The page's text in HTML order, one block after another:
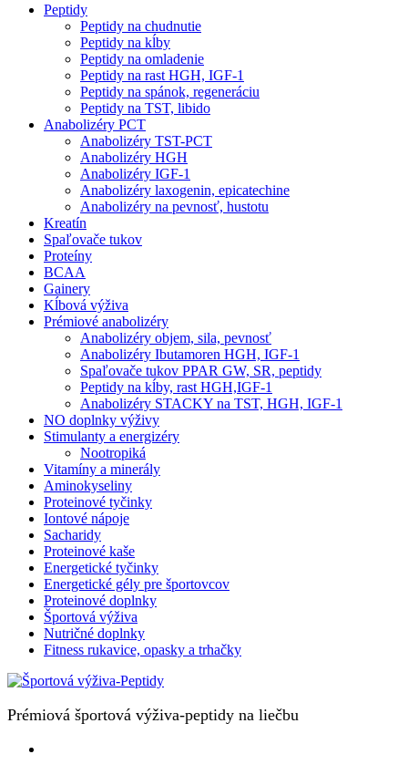
Peptidy
Peptidy na chudnutie
Peptidy na kĺby
Peptidy na omladenie
Peptidy na rast HGH, IGF-1
Peptidy na spánok, regeneráciu
Peptidy na TST, libido
Anabolizéry PCT
Anabolizéry TST-PCT
Anabolizéry HGH
Anabolizéry IGF-1
Anabolizéry laxogenin, epicatechine
Anabolizéry na pevnosť, hustotu
Kreatín
Spaľovače tukov
Proteíny
BCAA
Gainery
Kĺbová výživa
Prémiové anabolizéry
Anabolizéry objem, sila, pevnosť
Anabolizéry Ibutamoren HGH, IGF-1
Spaľovače tukov PPAR GW, SR, peptidy
Peptidy na kĺby, rast HGH,IGF-1
Anabolizéry STACKY na TST, HGH, IGF-1
NO doplnky výživy
Stimulanty a energizéry
Nootropiká
Vitamíny a minerály
Aminokyseliny
Proteinové tyčinky
Iontové nápoje
Sacharidy
Proteinové kaše
Energetické tyčinky
Energetické gély pre športovcov
Proteinové doplnky
Športová výživa
Nutričné doplnky
Fitness rukavice, opasky a trhačky
Prémiová športová výživa-peptidy na liečbu